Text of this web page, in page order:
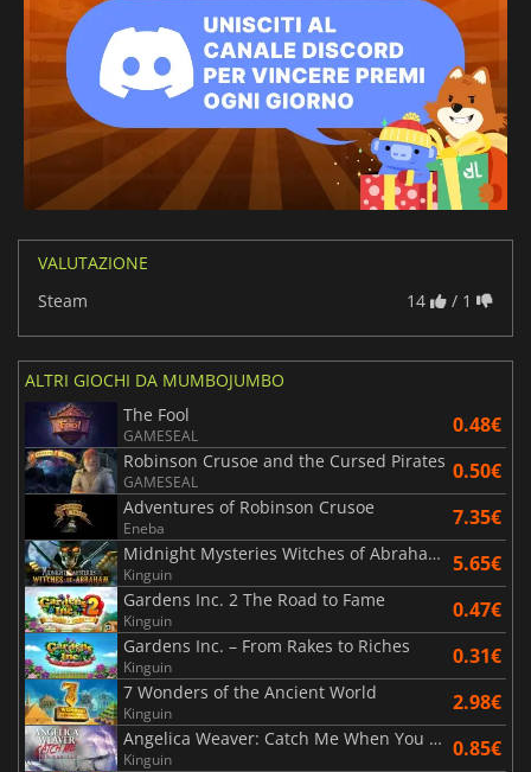
VALUTAZIONE
Steam
14 / 1
ALTRI GIOCHI DA MUMBOJUMBO
The Fool
GAMESEAL 0.48€
Robinson Crusoe and the Cursed Pirates
GAMESEAL 0.50€
Adventures of Robinson Crusoe
Eneba 7.35€
Midnight Mysteries Witches of Abraham Collector's Edition
Kinguin 5.65€
Gardens Inc. 2 The Road to Fame
Kinguin 0.47€
Gardens Inc. – From Rakes to Riches
Kinguin 0.31€
7 Wonders of the Ancient World
Kinguin 2.98€
Angelica Weaver: Catch Me When You Can
Kinguin 0.85€